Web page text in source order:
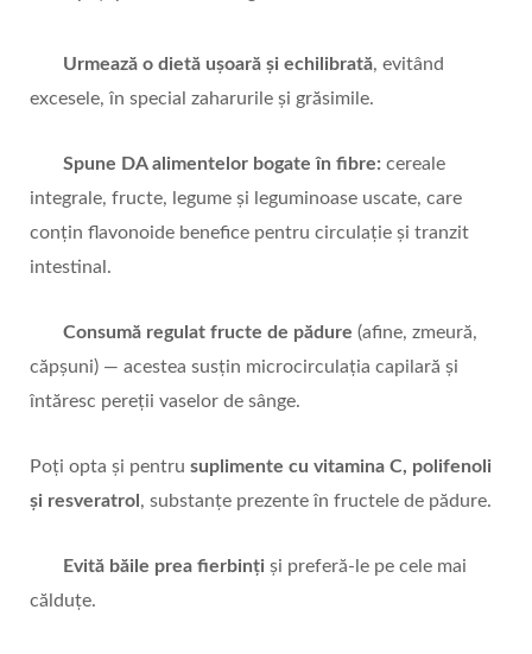
Urmează o dietă ușoară și echilibrată, evitând
excesele, în special zaharurile și grăsimile.
Spune DA alimentelor bogate în fibre: cereale
integrale, fructe, legume și leguminoase uscate, care
conțin flavonoide benefice pentru circulație și tranzit
intestinal.
Consumă regulat fructe de pădure (afine, zmeură,
căpșuni) — acestea susțin microcirculația capilară și
întăresc pereții vaselor de sânge.
Poți opta și pentru suplimente cu vitamina C, polifenoli
și resveratrol , substanțe prezente în fructele de pădure.
Evită băile prea fierbinți și preferă-le pe cele mai
călduțe.